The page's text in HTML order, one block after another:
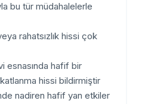
bu tür müdahalelerle
veya rahatsızlık hissi çok
esnasında hafif bir
tokatlanma hissi bildirmiştir.
nadiren hafif yan etkiler